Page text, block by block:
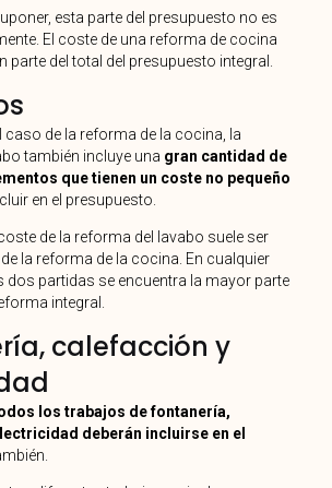
esta parte del presupuesto no es
El coste de una reforma de cocina
parte del total del presupuesto integral.
caso de la reforma de la cocina, la
también incluye una gran cantidad de
que tienen un coste no pequeño
en el presupuesto.
de la reforma del lavabo suele ser
la reforma de la cocina. En cualquier
dos partidas se encuentra la mayor parte
integral.
calefacción y
los trabajos de fontanería,
deberán incluirse en el